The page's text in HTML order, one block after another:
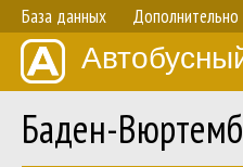
База данных Дополнительно
Баден-